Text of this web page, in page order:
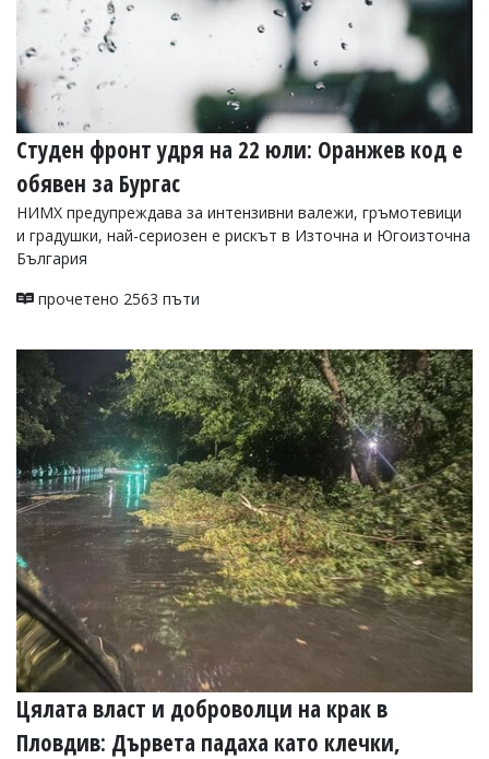
Студен фронт удря на 22 юли: Оранжев код е
обявен за Бургас
НИМХ предупреждава за интензивни валежи, гръмотевици
и градушки, най-сериозен е рискът в Източна и Югоизточна
България
прочетено 2563 пъти
Цялата власт и доброволци на крак в
Пловдив: Дървета падаха като клечки,